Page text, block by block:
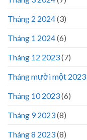
Tháng 2 2024(3)
Tháng 1 2024(6)
Tháng 12 2023(7)
Tháng mười một 2023
Tháng 10 2023(6)
Tháng 9 2023(8)
Tháng 8 2023(8)